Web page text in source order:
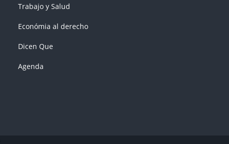
Trabajo y Salud
Económia al derecho
Dicen Que
Agenda